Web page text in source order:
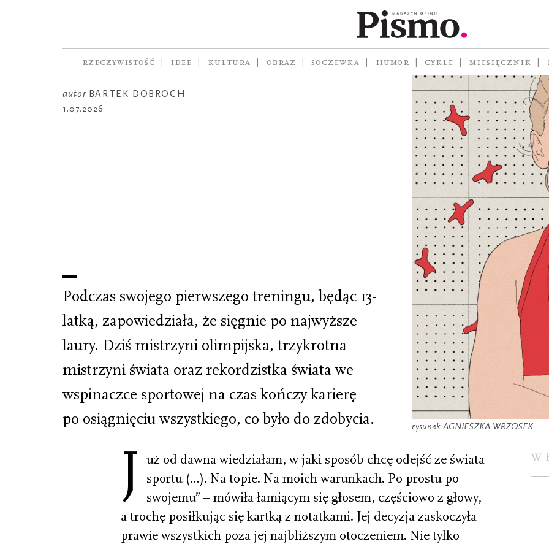
RZECZYWISTOŚĆ IDEE KULTURA OBRAZ SOCZEWKA HUMOR CYKLE MIESIĘCZNIK
Mirosław
autor BARTEK DOBROCH
1.07.2026
Podczas swojego pierwszego treningu, będąc 13-
latką, zapowiedziała, że sięgnie po najwyższe
laury. Dziś mistrzyni olimpijska, trzykrotna
mistrzyni świata oraz rekordzistka świata we
wspinaczce sportowej na czas kończy karierę
po osiągnięciu wszystkiego, co było do zdobycia.
rysunek AGNIESZKA WRZOSEK
J
uż od dawna wiedziałam, w jaki sposób chcę odejść ze świata
sportu (…). Na topie. Na moich warunkach. Po prostu po
swojemu” – mówiła łamiącym się głosem, częściowo z głowy,
a trochę posiłkując się kartką z notatkami. Jej decyzja zaskoczyła
prawie wszystkich poza jej najbliższym otoczeniem. Nie tylko